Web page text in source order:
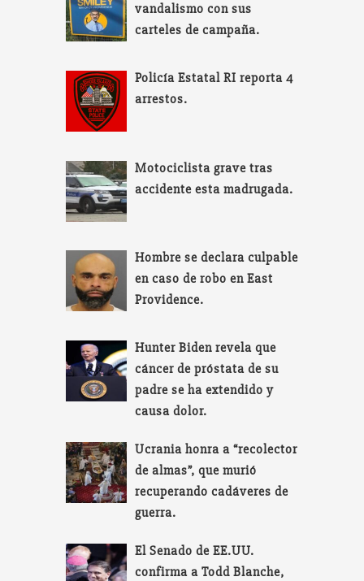
vandalismo con sus
carteles de campaña.
Policía Estatal RI reporta 4
arrestos.
Motociclista grave tras
accidente esta madrugada.
Hombre se declara culpable
en caso de robo en East
Providence.
Hunter Biden revela que
cáncer de próstata de su
padre se ha extendido y
causa dolor.
Ucrania honra a “recolector
de almas”, que murió
recuperando cadáveres de
guerra.
El Senado de EE.UU.
confirma a Todd Blanche,